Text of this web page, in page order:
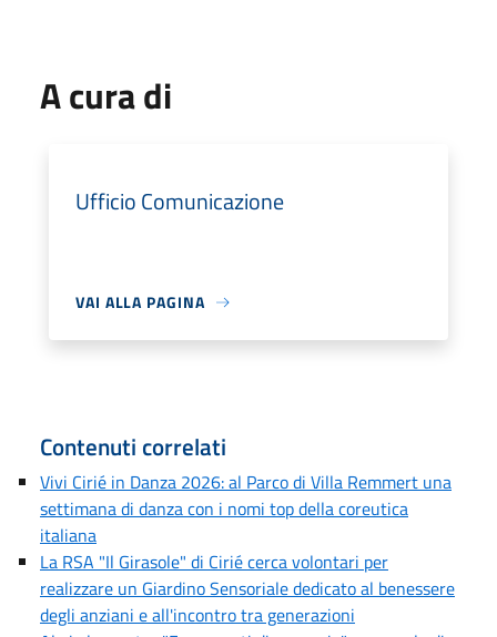
A cura di
Ufficio Comunicazione
VAI ALLA PAGINA
Contenuti correlati
Vivi Cirié in Danza 2026: al Parco di Villa Remmert una
settimana di danza con i nomi top della coreutica
italiana
La RSA "Il Girasole" di Cirié cerca volontari per
realizzare un Giardino Sensoriale dedicato al benessere
degli anziani e all'incontro tra generazioni